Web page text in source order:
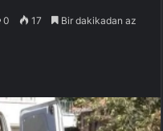
0 17 Bir dakikadan az